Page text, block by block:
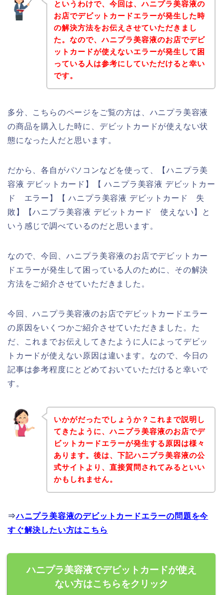
というわけで、今回は、ハニプラ美容液の
お店でデビットカードエラーが発生した時
の解決方法をお伝えさせていただきまし
た。なので、ハニプラ美容液のお店でデビ
ットカードが使えないエラーが発生して困
っている人は参考にしていただけると幸い
です。
多分、こちらのページをご覧の方は、ハニプラ美容液
の商品を購入した時に、デビットカードが使えない状
態になった人だと思います。
だから、各自がパソコンなどを使って、【ハニプラ美
容液 デビットカード】【 ハニプラ美容液 デビットカー
ド エラー】【 ハニプラ美容液 デビットカード 失
敗】【ハニプラ美容液 デビットカード 使えない】と
いう感じで調べているのだと思います。
なので、今回、ハニプラ美容液のお店でデビットカー
ドエラーが発生して困っている人のために、その解決
方法をご紹介させていただきました。
今回、ハニプラ美容液のお店でデビットカードエラー
の原因をいくつかご紹介させていただきました。た
だ、これまでお伝えしてきたように人によってデビッ
トカードが使えない原因は違います。なので、今日の
記事は参考程度にとどめておいていただけると幸いで
す。
いかがだったでしょうか？これまで説明し
てきたように、ハニプラ美容液のお店でデ
ビットカードエラーが発生する原因は様々
あります。後は、下記ハニプラ美容液の公
式サイトより、直接質問されてみるといい
かもしれません。
⇒ハニプラ美容液のデビットカードエラーの問題を今
すぐ解決したい方はこちら
ハニプラ美容液でデビットカードが使え
ない方はこちらをクリック